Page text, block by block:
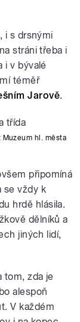
i s drsnými
stráni třeba i
i v bývalé
téměř
Jarově.
Muzeum hl. města
připomíná
se vždy k
hrdě hlásila.
dělníků a
jiných lidí,
tom, zda je
alespoň
V každém